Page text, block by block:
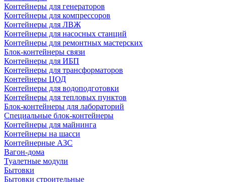
Контейнеры для генераторов
Контейнеры для компрессоров
Контейнеры для ЛВЖ
Контейнеры для насосных станций
Контейнеры для ремонтных мастерских
Блок-контейнеры связи
Контейнеры для ИБП
Контейнеры для трансформаторов
Контейнеры ЦОД
Контейнеры для водоподготовки
Контейнеры для тепловых пунктов
Блок-контейнеры для лабораторий
Специальные блок-контейнеры
Контейнеры для майнинга
Контейнеры на шасси
Контейнерные АЗС
Вагон-дома
Туалетные модули
Бытовки
Бытовки строительные